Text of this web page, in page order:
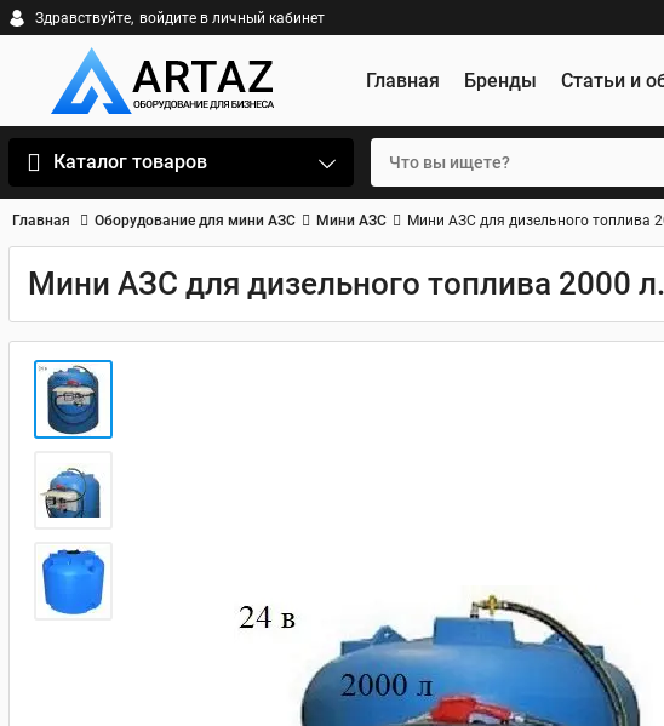
Здравствуйте, войдите в личный кабинет
Главная Бренды Статьи и
Каталог товаров
Главная Оборудование для мини АЗС Мини АЗС Мини АЗС для дизельного топлива
Мини АЗС для дизельного топлива 2000